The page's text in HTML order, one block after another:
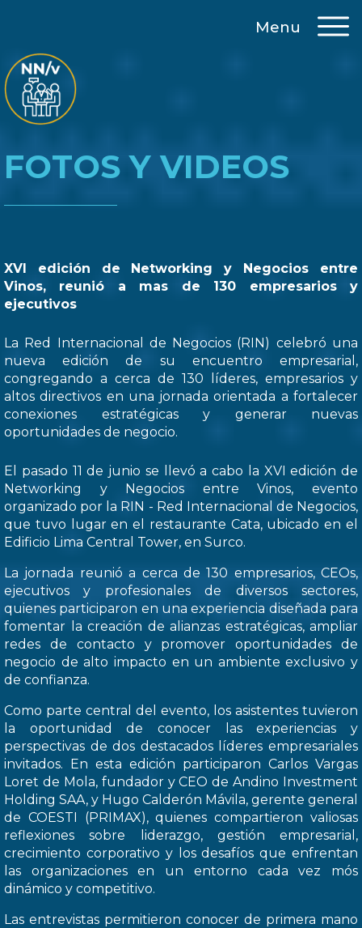
Menu
FOTOS Y VIDEOS
XVI edición de Networking y Negocios entre
Vinos, reunió a mas de 130 empresarios y
ejecutivos
La Red Internacional de Negocios (RIN) celebró una
nueva edición de su encuentro empresarial,
congregando a cerca de 130 líderes, empresarios y
altos directivos en una jornada orientada a fortalecer
conexiones estratégicas y generar nuevas
oportunidades de negocio.
El pasado 11 de junio se llevó a cabo la XVI edición de
Networking y Negocios entre Vinos, evento
organizado por la RIN - Red Internacional de Negocios,
que tuvo lugar en el restaurante Cata, ubicado en el
Edificio Lima Central Tower, en Surco.
La jornada reunió a cerca de 130 empresarios, CEOs,
ejecutivos y profesionales de diversos sectores,
quienes participaron en una experiencia diseñada para
fomentar la creación de alianzas estratégicas, ampliar
redes de contacto y promover oportunidades de
negocio de alto impacto en un ambiente exclusivo y
de confianza.
Como parte central del evento, los asistentes tuvieron
la oportunidad de conocer las experiencias y
perspectivas de dos destacados líderes empresariales
invitados. En esta edición participaron Carlos Vargas
Loret de Mola, fundador y CEO de Andino Investment
Holding SAA, y Hugo Calderón Mávila, gerente general
de COESTI (PRIMAX), quienes compartieron valiosas
reflexiones sobre liderazgo, gestión empresarial,
crecimiento corporativo y los desafíos que enfrentan
las organizaciones en un entorno cada vez mós
dinámico y competitivo.
Las entrevistas permitieron conocer de primera mano